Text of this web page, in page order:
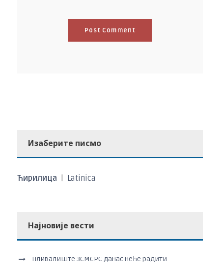
Изаберите писмо
Ћирилица Latinica
Најновије вести
Пливалиште ЗСМСРС данас неће радити